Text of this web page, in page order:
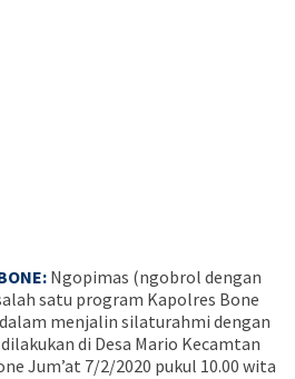
Ngopimas (ngobrol dengan
satu program Kapolres Bone
dalam menjalin silaturahmi dengan
di Desa Mario Kecamtan
Jum’at 7/2/2020 pukul 10.00 wita